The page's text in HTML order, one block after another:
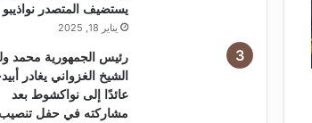
يستضيف المتصدر نواذيبو
يناير 18, 2025
رئيس الجمهورية محمد
الشيخ الغزواني يغادر
عائدًا إلى نواكشوط بعد
مشاركته في حفل